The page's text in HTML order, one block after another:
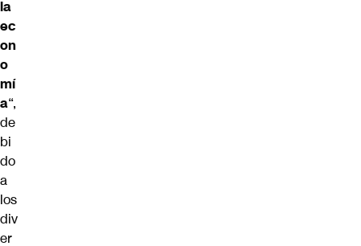
la
ec
on
o
mí
a“,
de
bi
do
a
los
div
er